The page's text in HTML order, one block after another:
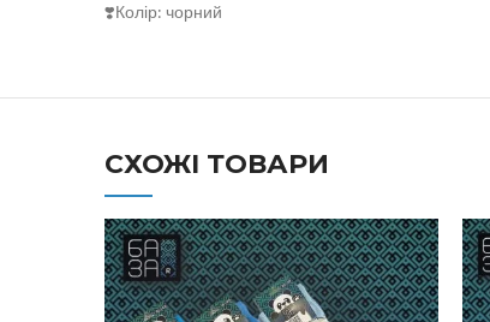
❣️Колір: чорний
СХОЖІ ТОВАРИ